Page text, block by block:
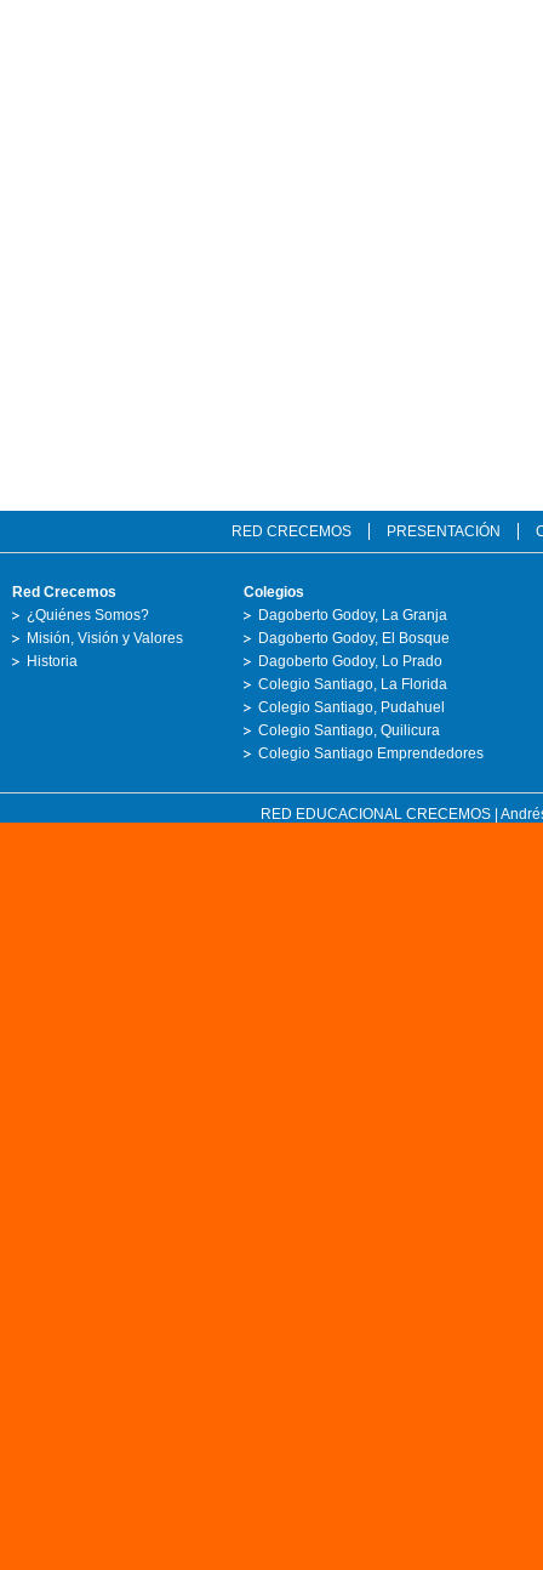
RED CRECEMOS PRESENTACIÓN
Red Crecemos
¿Quiénes Somos?
Misión, Visión y Valores
Historia
Colegios
Dagoberto Godoy, La Granja
Dagoberto Godoy, El Bosque
Dagoberto Godoy, Lo Prado
Colegio Santiago, La Florida
Colegio Santiago, Pudahuel
Colegio Santiago, Quilicura
Colegio Santiago Emprendedores
RED EDUCACIONAL CRECEMOS |